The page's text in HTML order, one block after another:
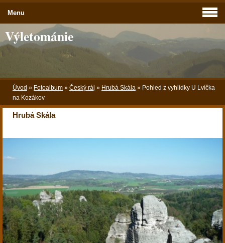
Výletománie
Úvod » Fotoalbum » Český ráj » Hrubá Skála » Pohled z vyhlídky U Lvíčka
na Kozákov
Hrubá Skála
Menu